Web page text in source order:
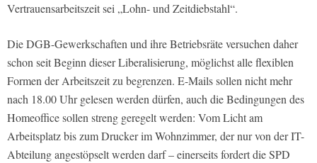
Vertrauensarbeitszeit sei „Lohn- und Zeitdiebstahl“.
Die DGB-Gewerkschaften und ihre Betriebsräte versuchen daher
schon seit Beginn dieser Liberalisierung, möglichst alle flexiblen
Formen der Arbeitszeit zu begrenzen. E-Mails sollen nicht mehr
nach 18.00 Uhr gelesen werden dürfen, auch die Bedingungen des
Homeoffice sollen streng geregelt werden: Vom Licht am
Arbeitsplatz bis zum Drucker im Wohnzimmer, der nur von der IT-
Abteilung angestöpselt werden darf – einerseits fordert die SPD